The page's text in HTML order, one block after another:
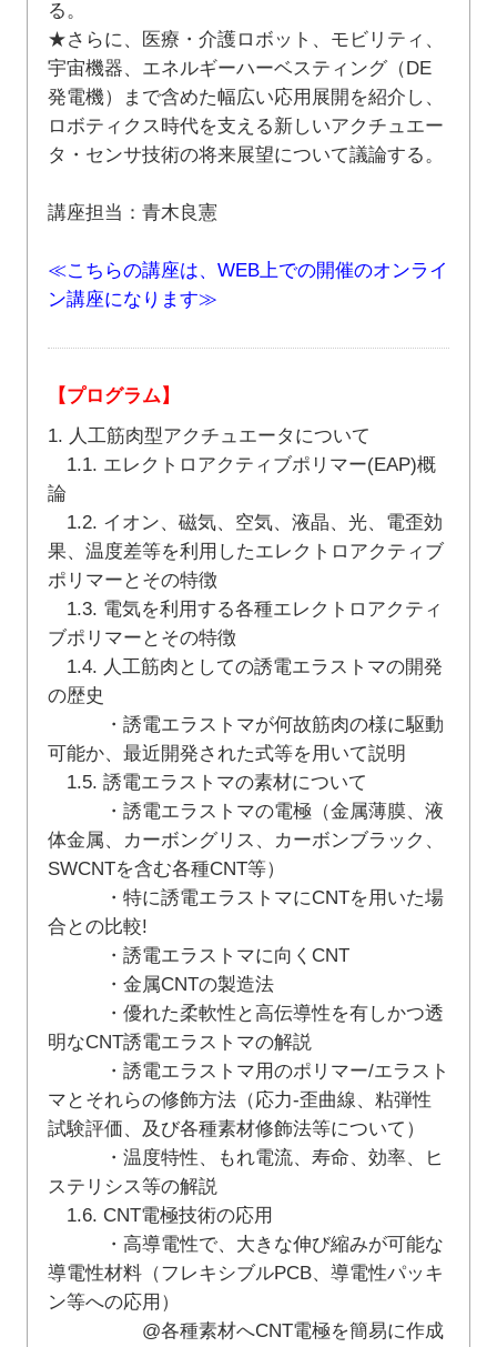
る。
★さらに、医療・介護ロボット、モビリティ、
宇宙機器、エネルギーハーベスティング（DE
発電機）まで含めた幅広い応用展開を紹介し、
ロボティクス時代を支える新しいアクチュエー
タ・センサ技術の将来展望について議論する。
講座担当：青木良憲
≪こちらの講座は、WEB上での開催のオンライ
ン講座になります≫
【プログラム】
1. 人工筋肉型アクチュエータについて
1.1. エレクトロアクティブポリマー(EAP)概
論
1.2. イオン、磁気、空気、液晶、光、電歪効
果、温度差等を利用したエレクトロアクティブ
ポリマーとその特徴
1.3. 電気を利用する各種エレクトロアクティ
ブポリマーとその特徴
1.4. 人工筋肉としての誘電エラストマの開発
の歴史
・誘電エラストマが何故筋肉の様に駆動
可能か、最近開発された式等を用いて説明
1.5. 誘電エラストマの素材について
・誘電エラストマの電極（金属薄膜、液
体金属、カーボングリス、カーボンブラック、
SWCNTを含む各種CNT等）
・特に誘電エラストマにCNTを用いた場
合との比較!
・誘電エラストマに向くCNT
・金属CNTの製造法
・優れた柔軟性と高伝導性を有しかつ透
明なCNT誘電エラストマの解説
・誘電エラストマ用のポリマー/エラスト
マとそれらの修飾方法（応力-歪曲線、粘弾性
試験評価、及び各種素材修飾法等について）
・温度特性、もれ電流、寿命、効率、ヒ
ステリシス等の解説
1.6. CNT電極技術の応用
・高導電性で、大きな伸び縮みが可能な
導電性材料（フレキシブルPCB、導電性パッキ
ン等への応用）
@各種素材へCNT電極を簡易に作成